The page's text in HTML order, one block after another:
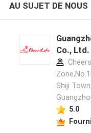
AU SUJET DE NOUS
Co.,
Shiji
5.0